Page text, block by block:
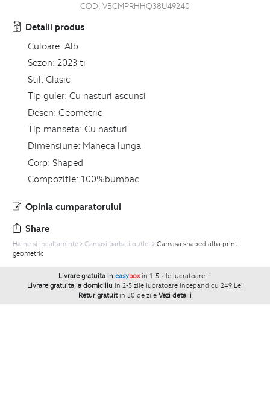
COD: VBCMPRHHQ38U49240
Detalii produs
Culoare: Alb
Sezon: 2023 ti
Stil: Clasic
Tip guler: Cu nasturi ascunsi
Desen: Geometric
Tip manseta: Cu nasturi
Dimensiune: Maneca lunga
Corp: Shaped
Compozitie: 100%bumbac
Opinia cumparatorului
Share
Haine si Incaltaminte Camasi barbati outlet
Camasa shaped alba print
geometric
Livrare gratuita in easybox in 1-5 zile lucratoare. `
Livrare gratuita la domiciliu in 2-5 zile lucratoare incepand cu 249 Lei
Retur gratuit in 30 de zile Vezi detalii